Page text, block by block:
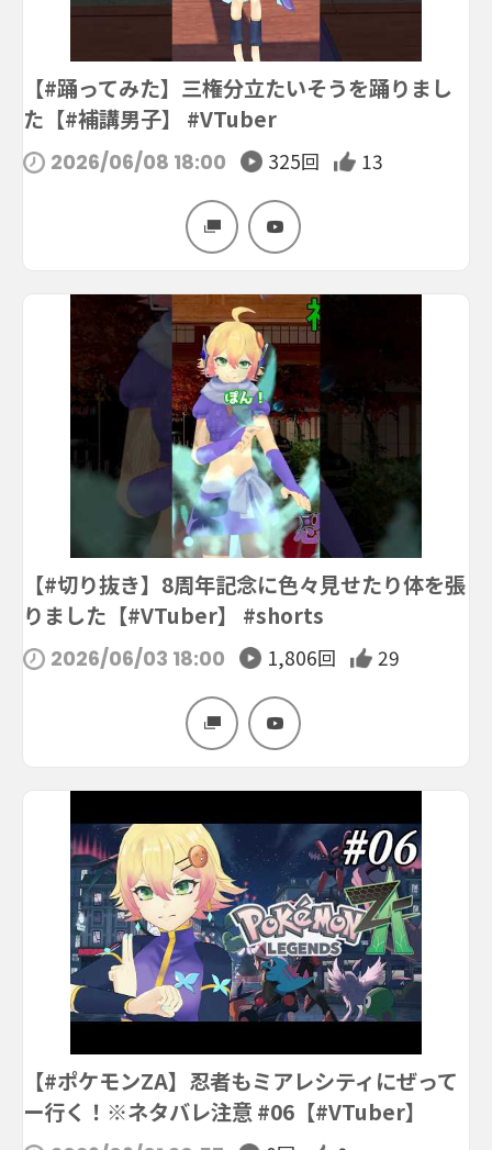
【#踊ってみた】三権分立たいそうを踊りまし
た【#補講男子】 #VTuber
2026/06/08 18:00 325回 13
【#切り抜き】8周年記念に色々見せたり体を張
りました【#VTuber】 #shorts
2026/06/03 18:00 1,806回 29
【#ポケモンZA】忍者もミアレシティにぜって
ー行く！※ネタバレ注意 #06【#VTuber】